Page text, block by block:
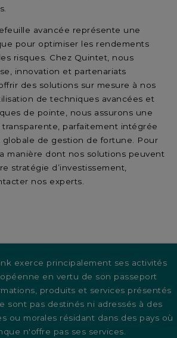
avancée représente une
pour optimiser les rendements
risques. Chez Quintet, nous
innovation et partenariats
des solutions sur mesure à nos
de techniques avancées et
de pointe, nous assurons une
parfaitement intégrée
globale de gestion de fortune. Pour
manière dont nos solutions peuvent
stratégie d’investissement,
nos experts.
exerce principalement ses activités
en vertu de son passeport
produits et services présentés
sont pas destinés ni adressés à des
ou morales résidant dans des pays où
n'offre pas ses services.